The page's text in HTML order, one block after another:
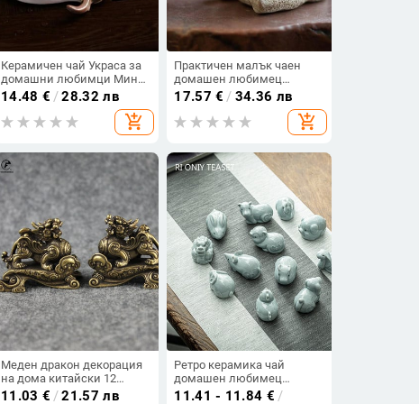
Керамичен чай Украса за
домашни любимци Мини
едър рогат добитък Кунгфу
чай Аксесоари за чай за
домашни любимци
Поднос за чай в хола
14.48 € /28.32 лв
add_shopping_cart
Практичен малък чаен
домашен любимец
Лилаво глинено животно
Чаен домашен любимец
Красива декоративна
ръчно изработена фигурка
17.57 € / 34.36 лв
add_shopping_cart
Меден дракон декорация
на дома китайски 12
зодии животно дракон
11.03 € /21.57 лв
Ретро керамика чай
домашен любимец
китайска зодия статуя на
11.41 - 11.84 € /